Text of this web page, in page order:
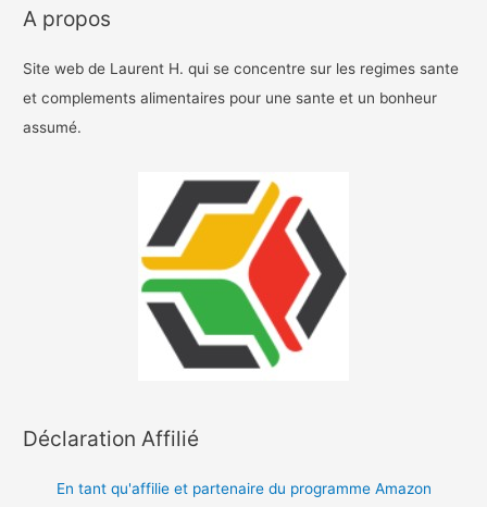
A propos
Site web de Laurent H. qui se concentre sur les regimes sante
et complements alimentaires pour une sante et un bonheur
assumé.
Déclaration Affilié
En tant qu'affilie et partenaire du programme Amazon